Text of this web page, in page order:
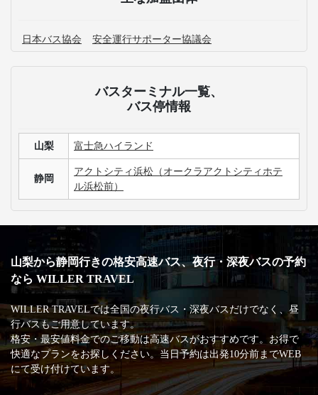
日本バス協会 安全運行サポーター協議会
バスターミナル一覧、
バス停情報
山梨 富士急ハイランド
静岡
アクトシティ浜松（オークラアクトシティホテ
ル浜松前）
山梨から静岡行きの格安高速バス、夜行・深夜バスの予約
なら WILLER TRAVEL
WILLER TRAVELでは全国の夜行バス・深夜バスだけでなく、昼
行バスもご用意しています。
格安・最安値料金でのご移動は高速バスがおすすめです。お得で
快適なプランをお探しください。当日予約は出発10分前までWEB
にて受け付けています。